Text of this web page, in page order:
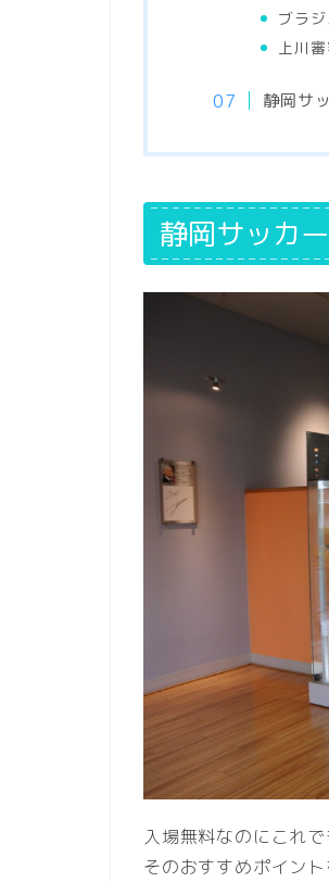
ブラ
上川
静岡サ
静岡サッカ
入場無料なのにこれ
そのおすすめポイント